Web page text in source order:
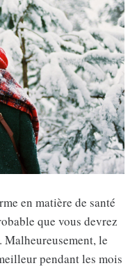
en matière de santé
que vous devrez
le
pendant les mois